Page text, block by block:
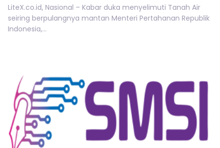
LiteX.co.id, Nasional – Kabar duka menyelimuti Tanah Air
seiring berpulangnya mantan Menteri Pertahanan Republik
Indonesia,...